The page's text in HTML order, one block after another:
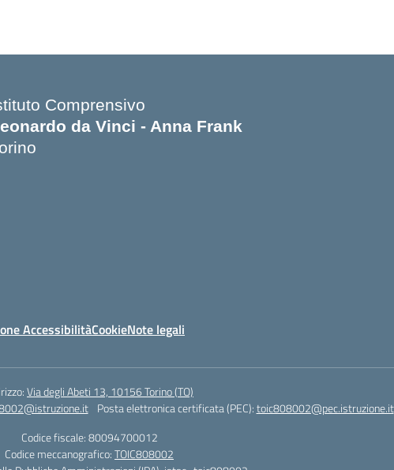
Comprensivo
da Vinci - Anna Frank
AccessibilitàCookieNote legali
Via degli Abeti 13, 10156 Torino (TO)
Posta elettronica certificata (PEC):toic808002@pec.istruzione.it
Codice fiscale: 80094700012
Codice meccanografico:TOIC808002